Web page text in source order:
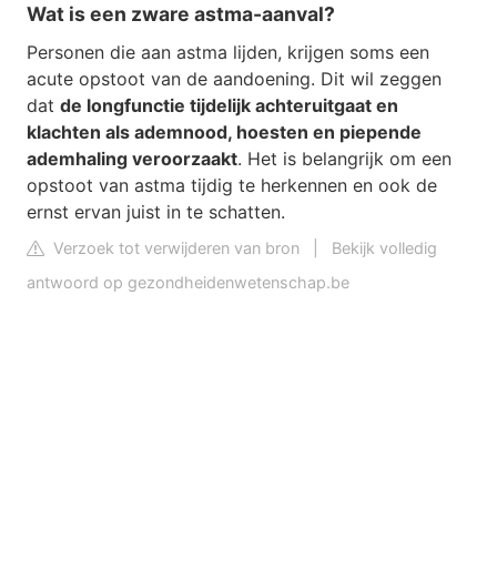
Wat is een zware astma-aanval?
Personen die aan astma lijden, krijgen soms een
acute opstoot van de aandoening. Dit wil zeggen
dat de longfunctie tijdelijk achteruitgaat en
klachten als ademnood, hoesten en piepende
ademhaling veroorzaakt. Het is belangrijk om een
opstoot van astma tijdig te herkennen en ook de
ernst ervan juist in te schatten.
Verzoek tot verwijderen van bron
Bekijk volledig
antwoord op gezondheidenwetenschap.be